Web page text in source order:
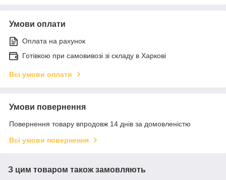
Умови оплати
Оплата на рахунок
Готівкою при самовивозі зі складу в Харкові
Всі умови оплати
Умови повернення
Повернення товару впродовж 14 днів за домовленістю
Всі умови повернення
З цим товаром також замовляють